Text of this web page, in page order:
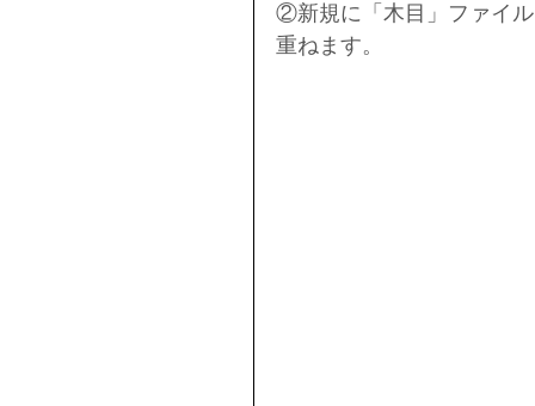
②新規に「木目」ファイ
重ねます。